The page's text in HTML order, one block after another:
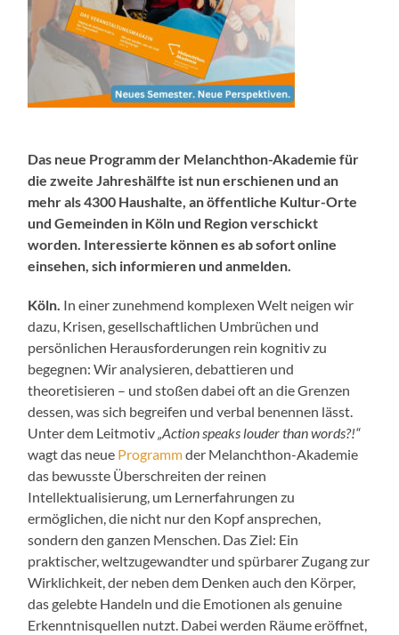
Das neue Programm der Melanchthon-Akademie für
die zweite Jahreshälfte ist nun erschienen und an
mehr als 4300 Haushalte, an öffentliche Kultur-Orte
und Gemeinden in Köln und Region verschickt
worden. Interessierte können es ab sofort online
einsehen, sich informieren und anmelden.
Köln. In einer zunehmend komplexen Welt neigen wir
dazu, Krisen, gesellschaftlichen Umbrüchen und
persönlichen Herausforderungen rein kognitiv zu
begegnen: Wir analysieren, debattieren und
theoretisieren – und stoßen dabei oft an die Grenzen
dessen, was sich begreifen und verbal benennen lässt.
Unter dem Leitmotiv „Action speaks louder than words?!“
wagt das neue Programmder Melanchthon-Akademie
das bewusste Überschreiten der reinen
Intellektualisierung, um Lernerfahrungen zu
ermöglichen, die nicht nur den Kopf ansprechen,
sondern den ganzen Menschen. Das Ziel: Ein
praktischer, weltzugewandter und spürbarer Zugang zur
Wirklichkeit, der neben dem Denken auch den Körper,
das gelebte Handeln und die Emotionen als genuine
Erkenntnisquellen nutzt. Dabei werden Räume eröffnet,